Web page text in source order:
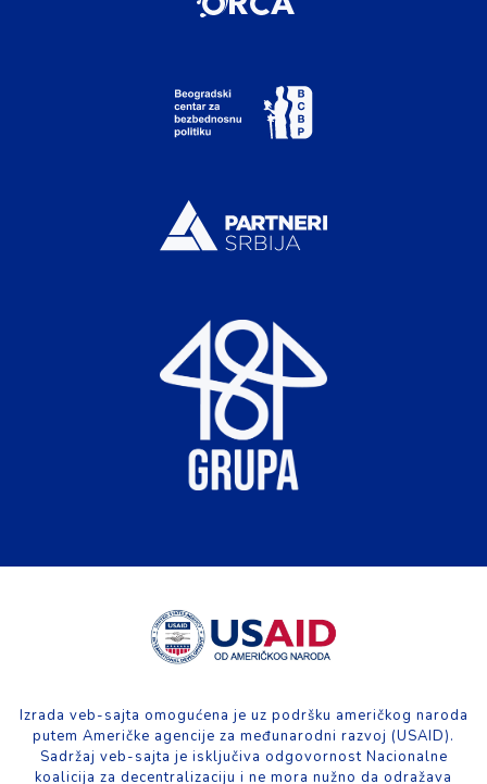
Izrada veb-sajta omogućena je uz podršku američkog naroda
putem Američke agencije za međunarodni razvoj (USAID).
Sadržaj veb-sajta je isključiva odgovornost Nacionalne
koalicija za decentralizaciju i ne mora nužno da odražava